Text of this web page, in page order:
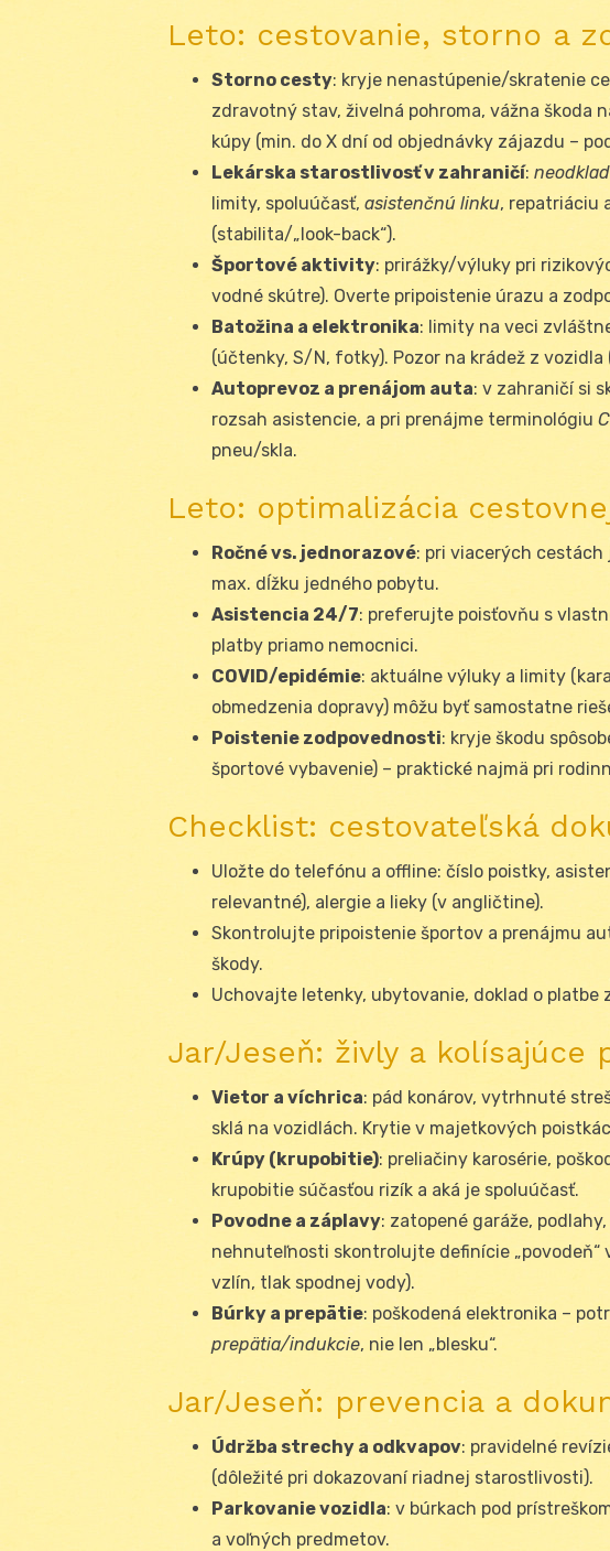
Leto: cestovanie, storno a
Storno cesty: kryje nenastúpenie/skratenie
zdravotný stav, živelná pohroma, vážna škoda
kúpy (min. do X dní od objednávky zájazdu –
Lekárska starostlivosť v zahraničí:
limity, spoluúčasť, asistenčnú linku, repatriáciu
(stabilita/„look-back“).
Športové aktivity: prirážky/výluky pri
vodné skútre). Overte pripoistenie úrazu a
Batožina a elektronika: limity na veci
(účtenky, S/N, fotky). Pozor na krádež z
Autoprevoz a prenájom auta: v zahraničí si
rozsah asistencie, a pri prenájme terminológiu
pneu/skla.
Leto: optimalizácia
Ročné vs. jednorazové: pri viacerých
max. dĺžku jedného pobytu.
Asistencia 24/7: preferujte poisťovňu s
platby priamo nemocnici.
COVID/epidémie: aktuálne výluky a limity
obmedzenia dopravy) môžu byť samostatne
Poistenie zodpovednosti: kryje škodu
športové vybavenie) – praktické najmä pri
Checklist: cestovateľská
Uložte do telefónu a offline: číslo poistky,
relevantné), alergie a lieky (v angličtine).
Skontrolujte pripoistenie športov a prenájmu
škody.
Uchovajte letenky, ubytovanie, doklad o platbe
Jar/Jeseň: živly a kolísajúce
Vietor a víchrica: pád konárov, vytrhnuté
sklá na vozidlách. Krytie v majetkových
Krúpy (krupobitie): preliačiny karosérie,
krupobitie súčasťou rizík a aká je spoluúčasť.
Povodne a záplavy: zatopené garáže,
nehnuteľnosti skontrolujte definície „povodeň“
vzlín, tlak spodnej vody).
Búrky a prepätie: poškodená elektronika –
prepätia/indukcie, nie len „blesku“.
Jar/Jeseň: prevencia a
Údržba strechy a odkvapov: pravidelné
(dôležité pri dokazovaní riadnej starostlivosti).
Parkovanie vozidla: v búrkach pod
a voľných predmetov.